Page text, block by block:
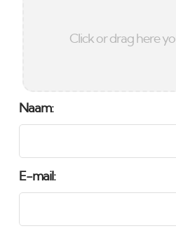
Click or drag here
Naam:
E-mail: